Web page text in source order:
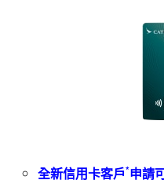
全新信用卡客戶*申請